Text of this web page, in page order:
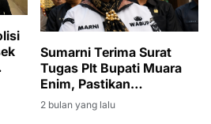
Sumarni Terima Surat
Tugas Plt Bupati Muara
Enim, Pastikan
Pembangunan Tetap
Berjalan
2 bulan yang lalu